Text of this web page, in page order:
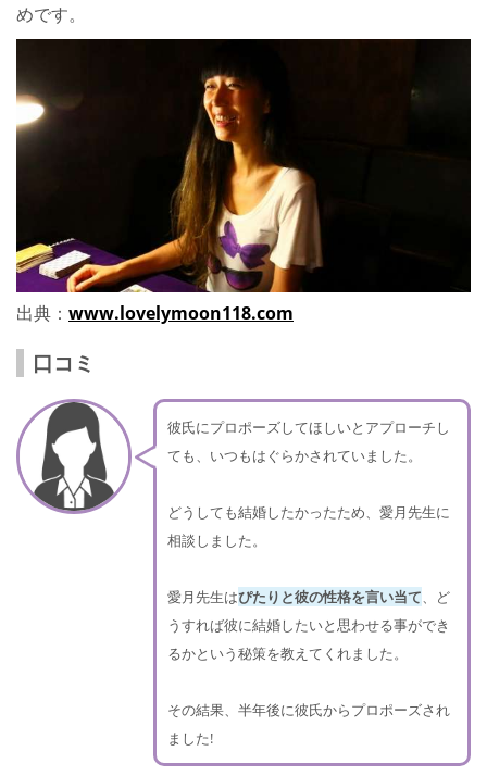
めです。
出典： www.lovelymoon118.com
口コミ
彼氏にプロポーズしてほしいとアプローチし
ても、いつもはぐらかされていました。
どうしても結婚したかったため、愛月先生に
相談しました。
愛月先生はぴたりと彼の性格を言い当て、ど
うすれば彼に結婚したいと思わせる事ができ
るかという秘策を教えてくれました。
その結果、半年後に彼氏からプロポーズされ
ました!